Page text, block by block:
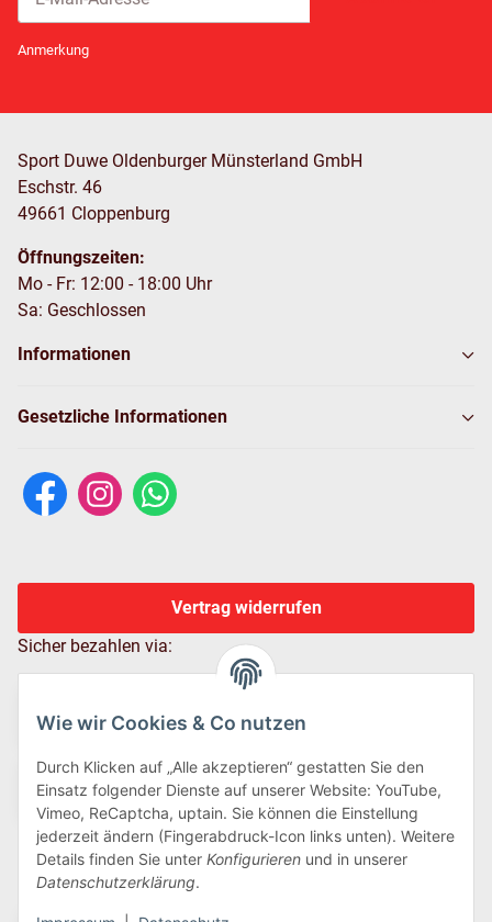
Wie wir Cookies & Co nutzen
Durch Klicken auf „Alle akzeptieren“ gestatten Sie den
Einsatz folgender Dienste auf unserer Website: YouTube,
Vimeo, ReCaptcha, uptain. Sie können die Einstellung
jederzeit ändern (Fingerabdruck-Icon links unten). Weitere
Details finden Sie unter Konfigurieren und in unserer
Datenschutzerklärung.
Anmerkung
Sport Duwe Oldenburger Münsterland GmbH
Eschstr. 46
49661 Cloppenburg
Öffnungszeiten:
Mo - Fr: 12:00 - 18:00 Uhr
Sa: Geschlossen
Informationen
Gesetzliche Informationen
Vertrag widerrufen
Sicher bezahlen via:
Wir versenden via: